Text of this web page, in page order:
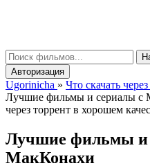
Авторизация
Ugorinicha » Что скачать
Лучшие фильмы и сериалы с
через торрент в хорошем
Лучшие фильмы и
МакКонахи